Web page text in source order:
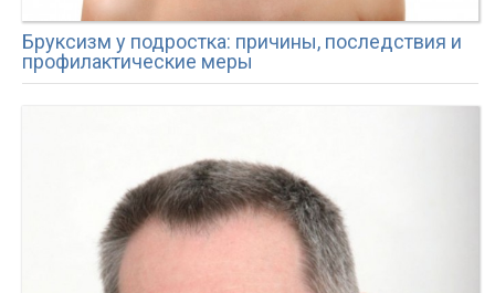
Бруксизм у подростка: причины, последствия и
профилактические меры